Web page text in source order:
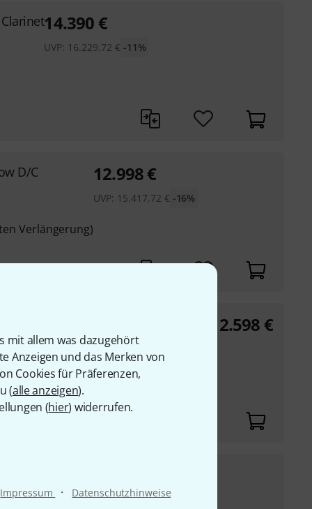
mit allem was dazugehört
Anzeigen und das Merken von
Cookies für Präferenzen,
(alle anzeigen).
(hier) widerrufen.
Impressum · Datenschutzhinweise
14.390 €
UVP: 16.229,72 € -11%
D/C
Verlängerung)
12.998€
UVP: 15.417,72 € -16%
12.598 €
UVP:2.232,75 € -15%